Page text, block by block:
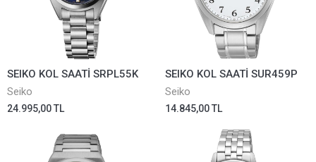
SEIKO KOL SAATİ SRPL55K
Seiko
24.995,00 TL
SEIKO KOL SAATİ SUR459P
Seiko
14.845,00 TL